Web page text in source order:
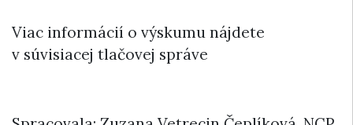
Viac informácií o výskumu nájdete
v súvisiacej tlačovej správe